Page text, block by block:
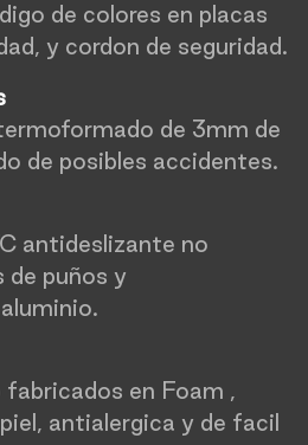
de colores en placas
y cordon de seguridad.
de 3mm de
de posibles accidentes.
antideslizante no
de puños y
fabricados en Foam ,
antialergica y de facil